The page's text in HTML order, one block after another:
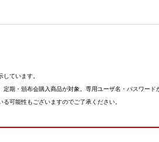
ています。
期・頒布会購入商品が対象。専用ユーザ名・パスワード
可能性もございますのでご了承ください。